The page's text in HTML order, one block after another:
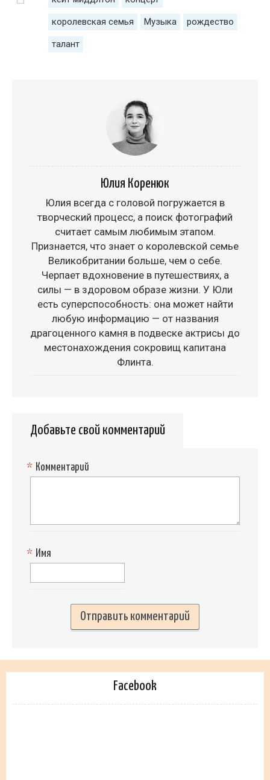
королевская семья Музыка рождество
талант
Юлия Коренюк
Юлия всегда с головой погружается в
творческий процесс, а поиск фотографий
считает самым любимым этапом.
Признается, что знает о королевской семье
Великобритании больше, чем о себе.
Черпает вдохновение в путешествиях, а
силы — в здоровом образе жизни. У Юли
есть суперспособность: она может найти
любую информацию — от названия
драгоценного камня в подвеске актрисы до
местонахождения сокровищ капитана
Флинта.
Добавьте свой комментарий
Комментарий
*
Имя
*
Facebook